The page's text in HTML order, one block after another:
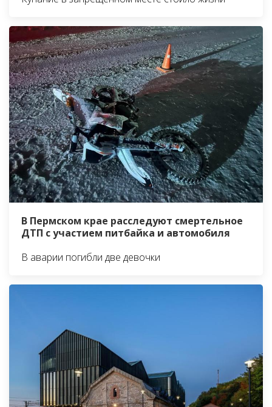
В Пермском крае расследуют смертельное
ДТП с участием питбайка и автомобиля
В аварии погибли две девочки